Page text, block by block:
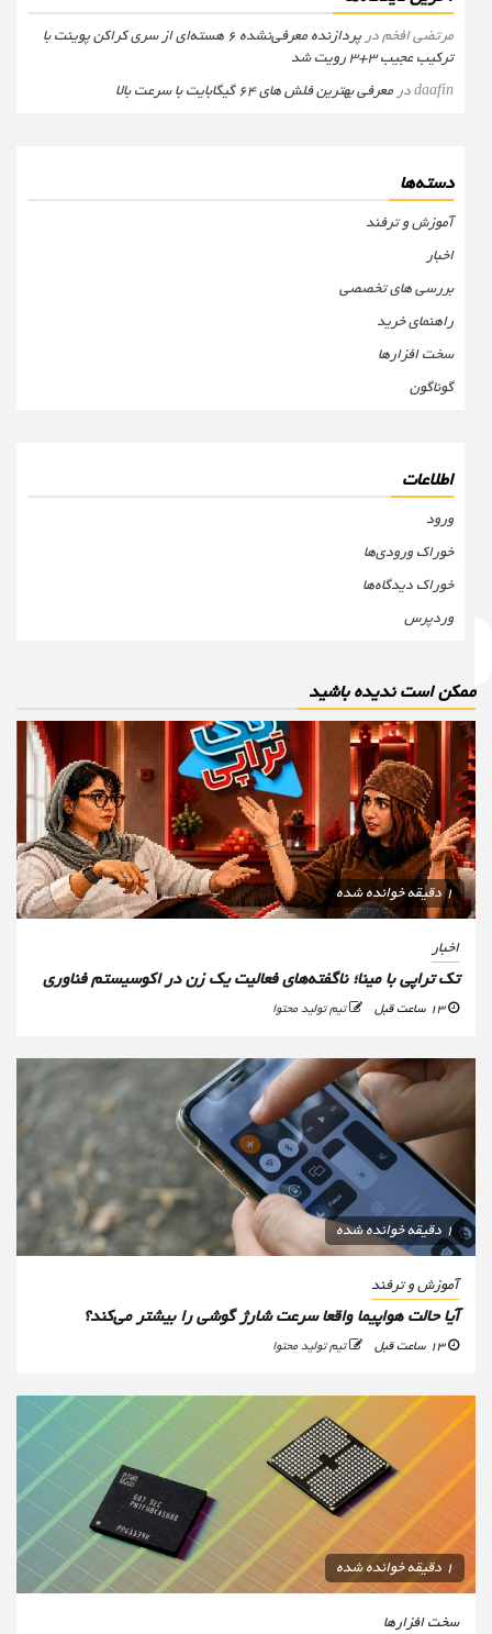
مرتضی افخمدر
پردازنده معرفی‌نشده 6 هسته‌ای از سری کراکن پوینت با
ترکیب عجیب 3+3 رویت شد
daafinدرمعرفی بهترین فلش های 64 گیگابایت با سرعت بالا
دسته‌ها
آموزش و ترفند
اخبار
بررسی های تخصصی
راهنمای خرید
سخت افزارها
گوناگون
اطلاعات
ورود
خوراک ورودی‌ها
خوراک دیدگاه‌ها
وردپرس
است ندیده باشید
1 دقیقه خوانده شده
اخبار
تک تراپی با مینا؛ ناگفته‌های فعالیت یک زن در اکوسیستم فناوری
تیم تولید محتوا
1 دقیقه خوانده شده
آموزش و ترفند
آیا حالت هواپیما واقعا سرعت شارژ گوشی را بیشتر می‌کند؟
تیم تولید محتوا
سخت افزارها